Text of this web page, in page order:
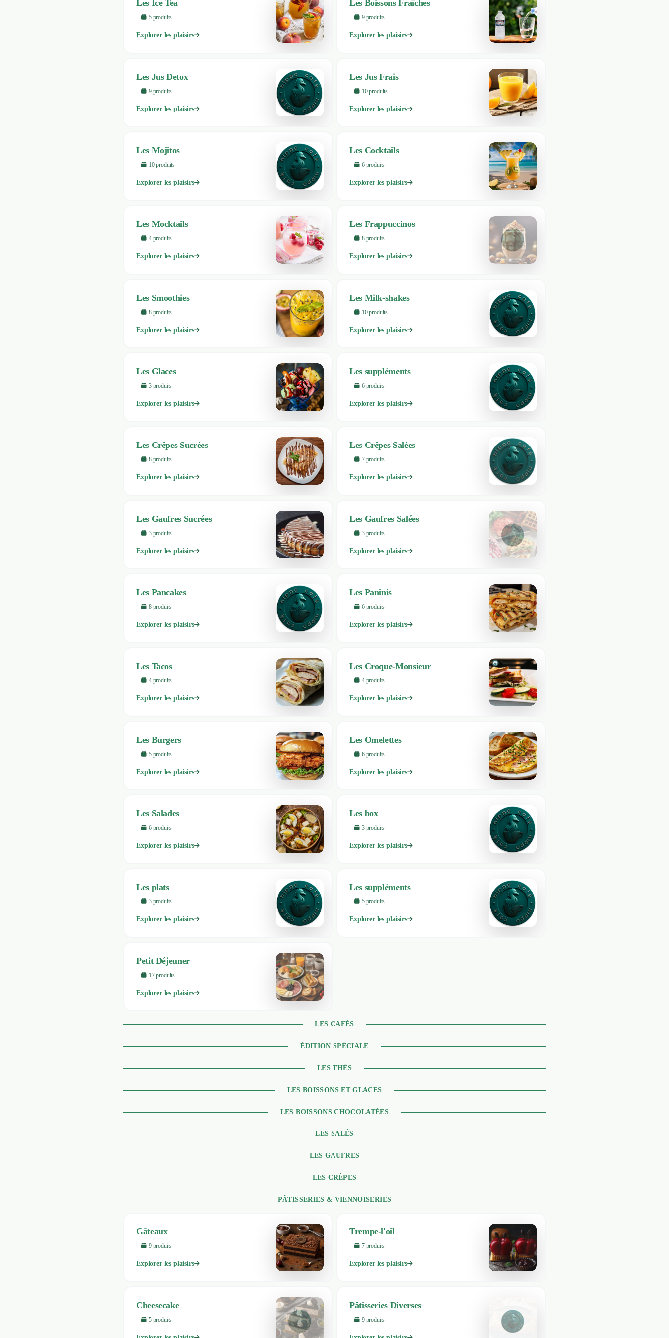
Les Ice Tea
5produits
Explorer les plaisirs
Les Boissons Fraîches
9produits
Explorer les plaisirs
Les Jus Detox
9produits
Explorer les plaisirs
Les Jus Frais
10produits
Explorer les plaisirs
Les Mojitos
10produits
Explorer les plaisirs
Les Cocktails
6produits
Explorer les plaisirs
Les Mocktails
4produits
Explorer les plaisirs
Les Frappuccinos
8produits
Explorer les plaisirs
Les Smoothies
8produits
Explorer les plaisirs
Les Milk-shakes
10produits
Explorer les plaisirs
Les Glaces
3produits
Explorer les plaisirs
Les suppléments
6produits
Explorer les plaisirs
Les Crêpes Sucrées
8produits
Explorer les plaisirs
Les Crêpes Salées
7produits
Explorer les plaisirs
Les Gaufres Sucrées
3produits
Explorer les plaisirs
Les Gaufres Salées
3produits
Explorer les plaisirs
Les Pancakes
8produits
Explorer les plaisirs
Les Paninis
6produits
Explorer les plaisirs
Les Tacos
4produits
Explorer les plaisirs
Les Croque-Monsieur
4produits
Explorer les plaisirs
Les Burgers
5produits
Explorer les plaisirs
Les Omelettes
6produits
Explorer les plaisirs
Les Salades
6produits
Explorer les plaisirs
Les box
3produits
Explorer les plaisirs
Les plats
3produits
Explorer les plaisirs
Les suppléments
5produits
Explorer les plaisirs
Petit Déjeuner
17produits
Explorer les plaisirs
LES CAFÉS
ÉDITION SPÉCIALE
LES THÉS
LES BOISSONS ET GLACES
LES BOISSONS CHOCOLATÉES
LES SALÉS
LES GAUFRES
LES CRÊPES
PÂTISSERIES & VIENNOISERIES
Gâteaux
9produits
Explorer les plaisirs
Trempe-l'oil
7produits
Explorer les plaisirs
Cheesecake
5produits
Pâtisseries Diverses
9produits